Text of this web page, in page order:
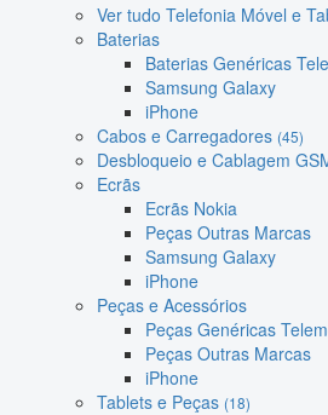
Ver tudo Telefonia Móvel e
Baterias
Baterias Genéricas
Samsung Galaxy
iPhone
Cabos e Carregadores (45)
Desbloqueio e Cablagem
Ecrãs
Ecrãs Nokia
Peças Outras Marcas
Samsung Galaxy
iPhone
Peças e Acessórios
Peças Genéricas
Peças Outras Marcas
iPhone
Tablets e Peças (18)